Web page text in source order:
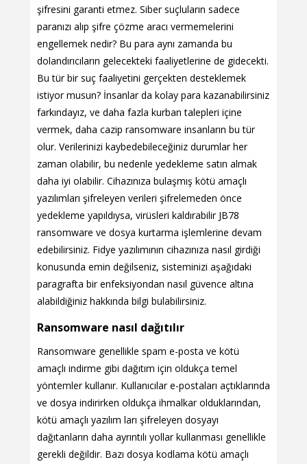
şifresini garanti etmez. Siber suçluların sadece
paranızı alıp şifre çözme aracı vermemelerini
engellemek nedir? Bu para aynı zamanda bu
dolandırıcıların gelecekteki faaliyetlerine de gidecekti.
Bu tür bir suç faaliyetini gerçekten desteklemek
istiyor musun? İnsanlar da kolay para kazanabilirsiniz
farkındayız, ve daha fazla kurban talepleri içine
vermek, daha cazip ransomware insanların bu tür
olur. Verilerinizi kaybedebileceğiniz durumlar her
zaman olabilir, bu nedenle yedekleme satın almak
daha iyi olabilir. Cihazınıza bulaşmış kötü amaçlı
yazılımları şifreleyen verileri şifrelemeden önce
yedekleme yapıldıysa, virüsleri kaldırabilir JB78
ransomware ve dosya kurtarma işlemlerine devam
edebilirsiniz. Fidye yazılımının cihazınıza nasıl girdiği
konusunda emin değilseniz, sisteminizi aşağıdaki
paragrafta bir enfeksiyondan nasıl güvence altına
alabildiğiniz hakkında bilgi bulabilirsiniz.
Ransomware nasıl dağıtılır
Ransomware genellikle spam e-posta ve kötü
amaçlı indirme gibi dağıtım için oldukça temel
yöntemler kullanır. Kullanıcılar e-postaları açtıklarında
ve dosya indirirken oldukça ihmalkar olduklarından,
kötü amaçlı yazılım ları şifreleyen dosyayı
dağıtanların daha ayrıntılı yollar kullanması genellikle
gerekli değildir. Bazı dosya kodlama kötü amaçlı